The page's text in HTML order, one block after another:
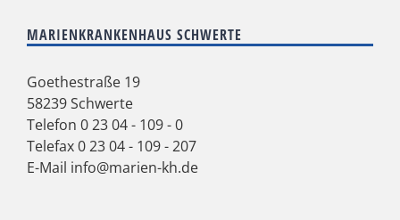
MARIENKRANKENHAUS SCHWERTE
Goethestraße 19
58239 Schwerte
Telefon 0 23 04 - 109 - 0
Telefax 0 23 04 - 109 - 207
E-Mail info@marien-kh.de